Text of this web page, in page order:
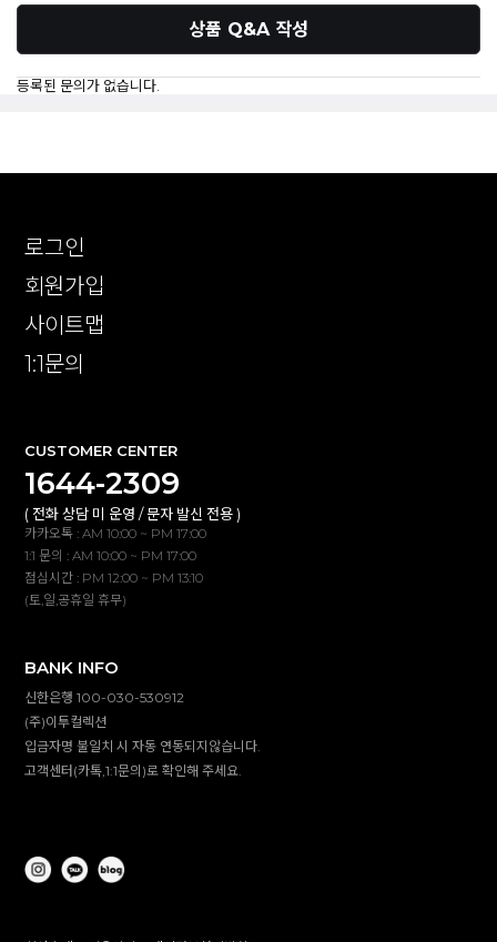
상품 Q&A 작성
등록된 문의가 없습니다.
로그인
회원가입
사이트맵
1:1문의
CUSTOMER CENTER
1644-2309
( 전화 상담 미 운영 / 문자 발신 전용 )
카카오톡 : AM 10:00 ~ PM 17:00
1:1 문의 : AM 10:00 ~ PM 17:00
점심시간 : PM 12:00 ~ PM 13:10
(토,일,공휴일 휴무)
BANK INFO
신한은행 100-030-530912
(주)이투컬렉션
입금자명 불일치 시 자동 연동되지않습니다.
고객센터(카톡,1:1문의)로 확인해 주세요.